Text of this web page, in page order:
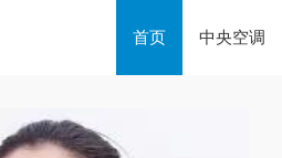
首页 中央空调